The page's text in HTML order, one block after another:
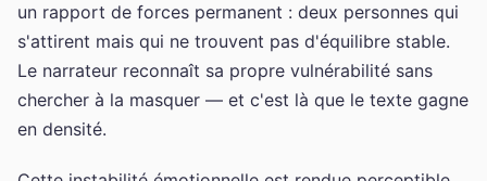
un rapport de forces permanent : deux personnes qui
s'attirent mais qui ne trouvent pas d'équilibre stable.
Le narrateur reconnaît sa propre vulnérabilité sans
chercher à la masquer — et c'est là que le texte gagne
en densité.